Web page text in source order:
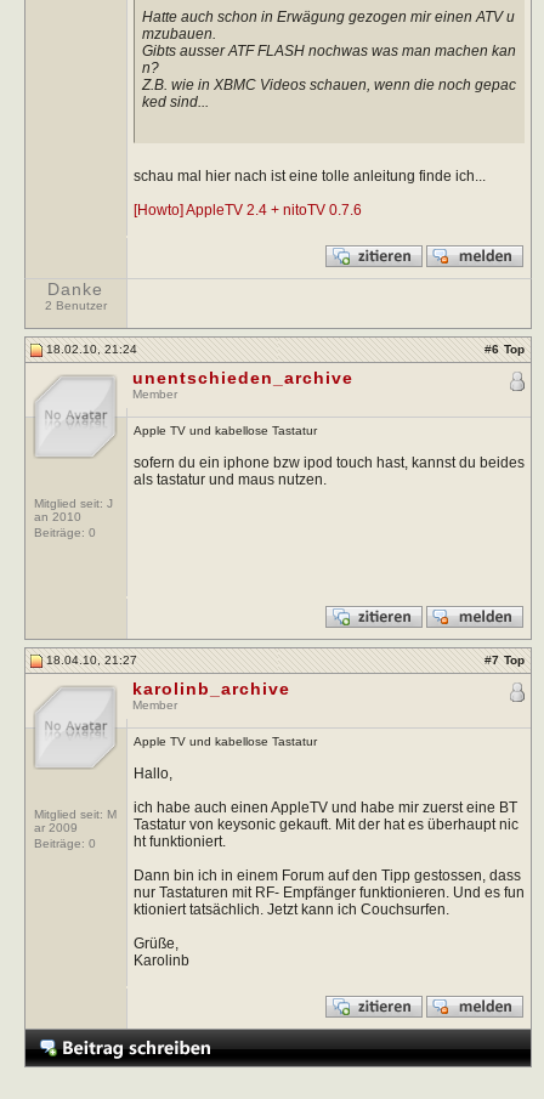
Hatte auch schon in Erwägung gezogen mir einen ATV u
mzubauen.
Gibts ausser ATF FLASH nochwas was man machen kan
n?
Z.B. wie in XBMC Videos schauen, wenn die noch gepac
ked sind...
schau mal hier nach ist eine tolle anleitung finde ich...
[Howto] AppleTV 2.4 + nitoTV 0.7.6
Danke
2 Benutzer
18.02.10, 21:24 #6 Top
Mitglied seit: J
an 2010
Beiträge: 0
unentschieden_archive
Member
Apple TV und kabellose Tastatur
sofern du ein iphone bzw ipod touch hast, kannst du beides
als tastatur und maus nutzen.
18.04.10, 21:27 #7 Top
Mitglied seit: M
ar 2009
Beiträge: 0
karolinb_archive
Member
Apple TV und kabellose Tastatur
Hallo,
ich habe auch einen AppleTV und habe mir zuerst eine BT
Tastatur von keysonic gekauft. Mit der hat es überhaupt nic
ht funktioniert.
Dann bin ich in einem Forum auf den Tipp gestossen, dass
nur Tastaturen mit RF- Empfänger funktionieren. Und es fun
ktioniert tatsächlich. Jetzt kann ich Couchsurfen.
Grüße,
Karolinb